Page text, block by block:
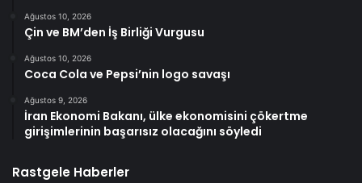
Ağustos 10, 2026
Çin ve BM’den İş Birliği Vurgusu
Ağustos 10, 2026
Coca Cola ve Pepsi’nin logo savaşı
Ağustos 9, 2026
İran Ekonomi Bakanı, ülke ekonomisini çökertme
girişimlerinin başarısız olacağını söyledi
Rastgele Haberler